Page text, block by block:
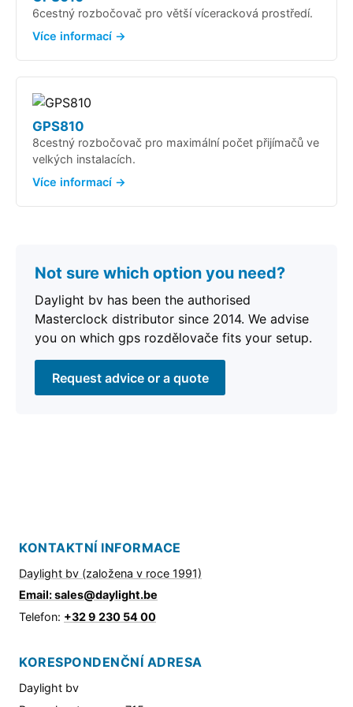
6cestný rozbočovač pro větší víceracková prostředí.
Více informací →
GPS810
8cestný rozbočovač pro maximální počet přijímačů ve
velkých instalacích.
Více informací →
Not sure which option you need?
Daylight bv has been the authorised
Masterclock distributor since 2014. We advise
you on which gps rozdělovače fits your setup.
Request advice or a quote
KONTAKTNÍ INFORMACE
Daylight bv (založena v roce 1991)
Email: sales@daylight.be
Telefon: +32 9 230 54 00
KORESPONDENČNÍ ADRESA
Daylight bv